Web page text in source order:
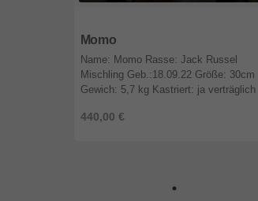
Momo
440,00 €
Name: Momo Rasse: Jack Russel
Mischling Geb.:18.09.22 Größe: 30cm
Gewich: 5,7 kg Kastriert: ja verträglich
Katzen: nicht getestet Aufenthaltsort: ...